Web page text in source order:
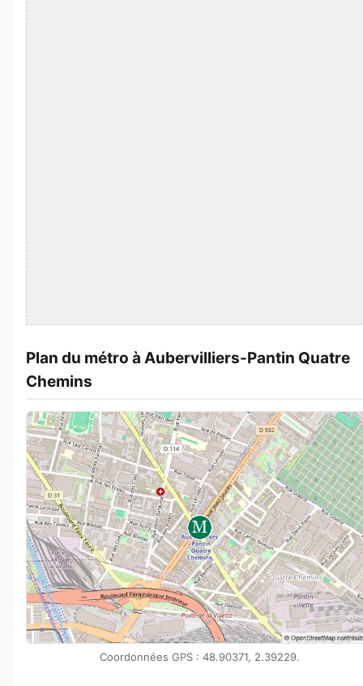
Plan du métro à Aubervilliers-Pantin Quatre
Chemins
Coordonnées GPS : 48.90371, 2.39229.